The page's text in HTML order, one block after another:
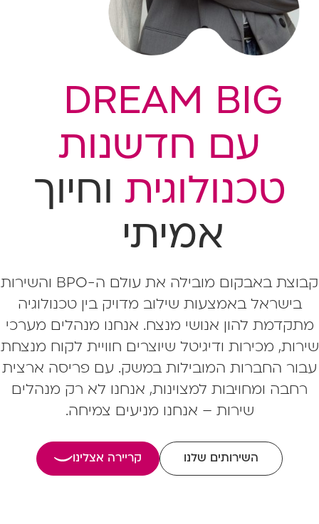
DREAM BIG
עם חדשנות
טכנולוגית וחיוך
אמיתי
קבוצת באבקום מובילה את עולם ה-BPO והשירות
בישראל באמצעות שילוב מדויק בין טכנולוגיה
מתקדמת להון אנושי מנצח. אנחנו מנהלים מערכי
שירות, מכירות ודיגיטל שיוצרים חוויית לקוח מנצחת
עבור החברות המובילות במשק. עם פריסה ארצית
רחבה ומחויבות למצוינות, אנחנו לא רק מנהלים
שירות – אנחנו מניעים צמיחה.
השירותים שלנו קריירה אצלינו